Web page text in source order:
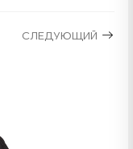
СЛЕДУЮЩИЙ